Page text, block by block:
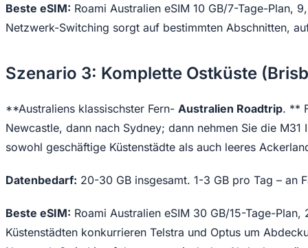
Beste eSIM: Roami Australien eSIM 10 GB/7-Tage-Plan,
Netzwerk-Switching sorgt auf bestimmten Abschnitten,
Szenario 3: Komplette Ostküste
**Australiens klassischster Fern- Australien Roadtrip. **
Newcastle, dann nach Sydney; dann nehmen Sie die
sowohl geschäftige Küstenstädte als auch leeres
Datenbedarf: 20-30 GB insgesamt. 1-3 GB pro Tag – an
Beste eSIM: Roami Australien eSIM 30 GB/15-Tage-
Küstenstädten konkurrieren Telstra und Optus um